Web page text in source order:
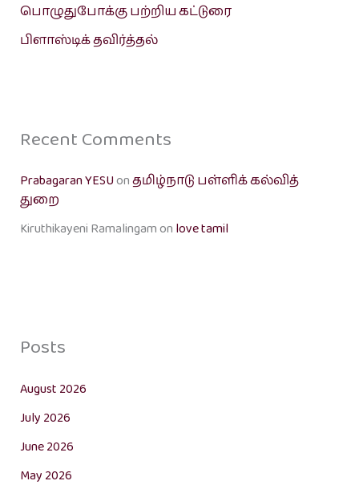
பொழுதுபோக்கு பற்றிய கட்டுரை
பிளாஸ்டிக் தவிர்த்தல்
Recent Comments
Prabagaran YESUonதமிழ்நாடு பள்ளிக் கல்வித்
துறை
Kiruthikayeni Ramalingamon love tamil
Posts
August 2026
July 2026
June 2026
May 2026